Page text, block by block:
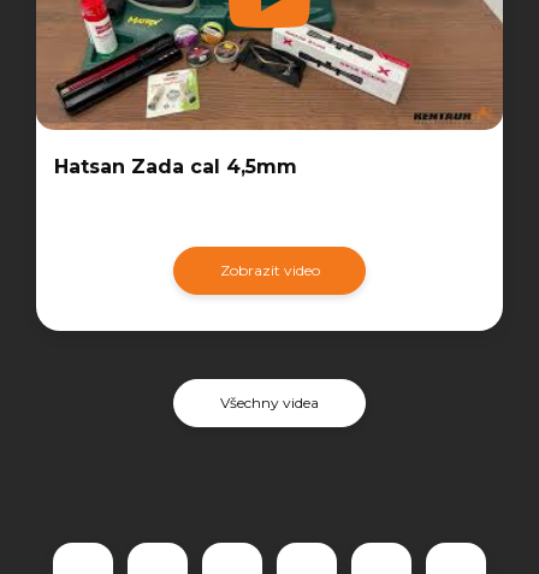
Hatsan Zada cal 4,5mm
Zobrazit video
Všechny videa